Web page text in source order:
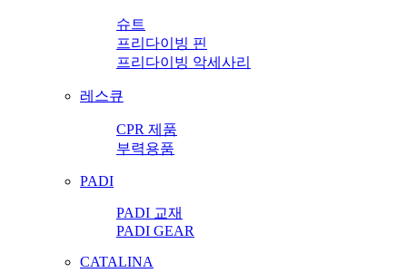
슈트
프리다이빙 핀
프리다이빙 악세사리
레스큐
CPR 제품
부력용품
PADI
PADI 교재
PADI GEAR
CATALINA